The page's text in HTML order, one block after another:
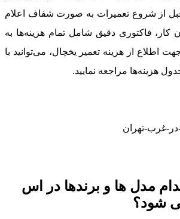
قبل از شروع تعمیرات به صورت شفاف اعلام
کار، فاکتوری دقیق شامل تمام هزینه‌ها به
اطلاع از هزینه تعمیر یخچال، می‌توانید با
هزینه‌ها مراجعه نمایید.
مدل ها و برندها در اس
شود؟